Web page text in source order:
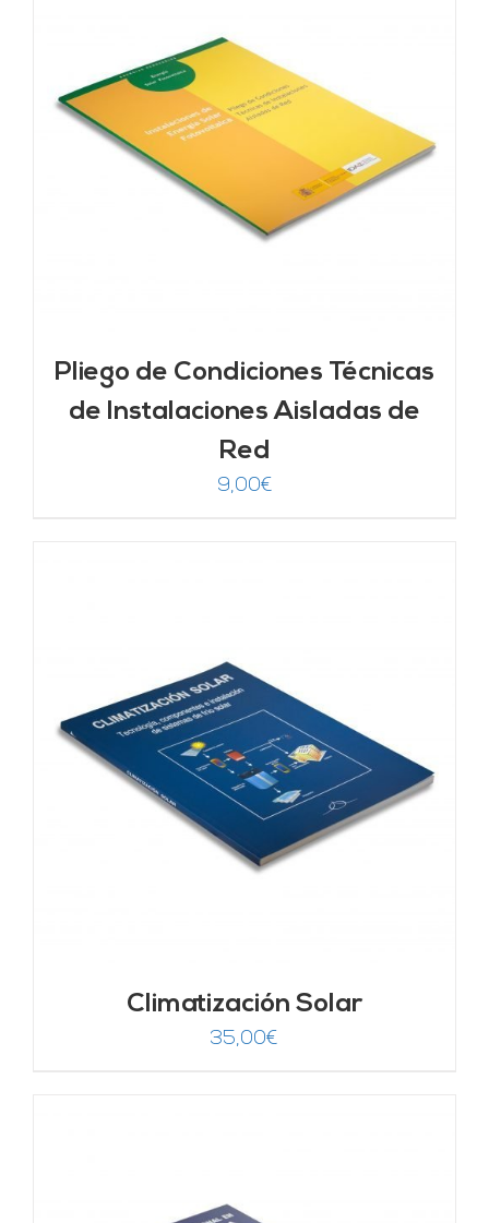
Pliego de Condiciones Técnicas
de Instalaciones Aisladas de
Red
9,00€
Climatización Solar
35,00€